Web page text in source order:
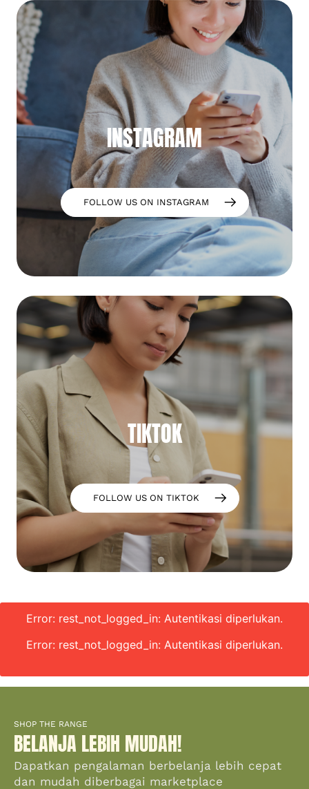
INSTAGRAM
FOLLOW US ON INSTAGRAM
TIKTOK
FOLLOW US ON TIKTOK
Error: rest_not_logged_in: Autentikasi diperlukan.
Error: rest_not_logged_in: Autentikasi diperlukan.
SHOP THE RANGE
BELANJA LEBIH MUDAH!
Dapatkan pengalaman berbelanja lebih cepat
dan mudah diberbagai marketplace